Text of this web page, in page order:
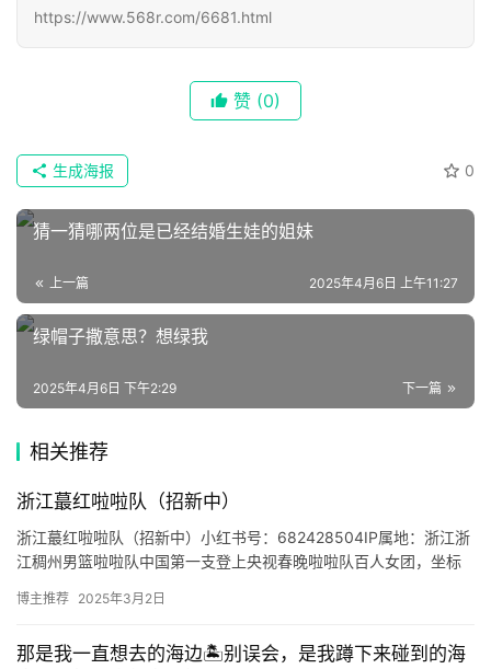
页
📖
墨
语
集
🔥
热
榜
速
登录
https://www.568r.com/6681.html
赞 (0)
0
生成海报
猜一猜哪两位是已经结婚生娃的姐妹
上一篇 2025年4月6日 上午11:27
绿帽子撒意思？想绿我
下一篇
2025年4月6日 下午2:29
相关推荐
浙江蕞红啦啦队（招新中）
浙江蕞红啦啦队（招新中）小红书号：682428504IP属地：浙江浙
江稠州男篮啦啦队中国第一支登上央视春晚啦啦队百人女团，坐标
博主推荐 2025年3月2日
那是我一直想去的海边🏝️别误会，是我蹲下来碰到的海